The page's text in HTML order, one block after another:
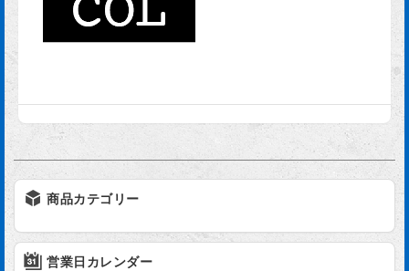
商品カテゴリー
営業日カレンダー